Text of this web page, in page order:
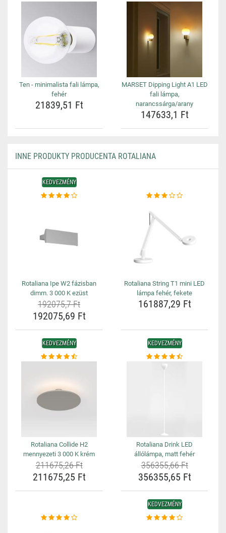
Ten - minimalista fali lámpa,
fehér
21839,51 Ft
MARSET Dipping Light A1 LED
fali lámpa,
narancssárga/arany
147633,1 Ft
INNE PRODUKTY PRODUCENTA ROTALIANA
KEDVEZMÉNY
Rotaliana Ipe W2 fázisban
dimm. 3 000 K ezüst
192075,7 Ft
192075,69 Ft
Rotaliana String T1 mini LED
lámpa fehér, fekete
161887,29 Ft
KEDVEZMÉNY
Rotaliana Collide H2
mennyezeti 3 000 K krém
211675,26 Ft
211675,25 Ft
KEDVEZMÉNY
Rotaliana Drink LED
állólámpa, matt fehér
356355,66 Ft
356355,65 Ft
KEDVEZMÉNY